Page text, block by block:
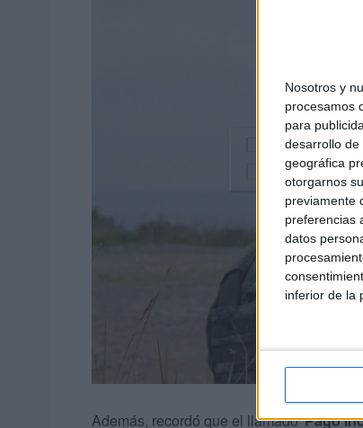
Nosotros y
procesamos
para
desarrollo de
geográfica
otorgarnos
previamente
preferencias
datos
inferior de la
Además, recordó que el llamado 'Pago